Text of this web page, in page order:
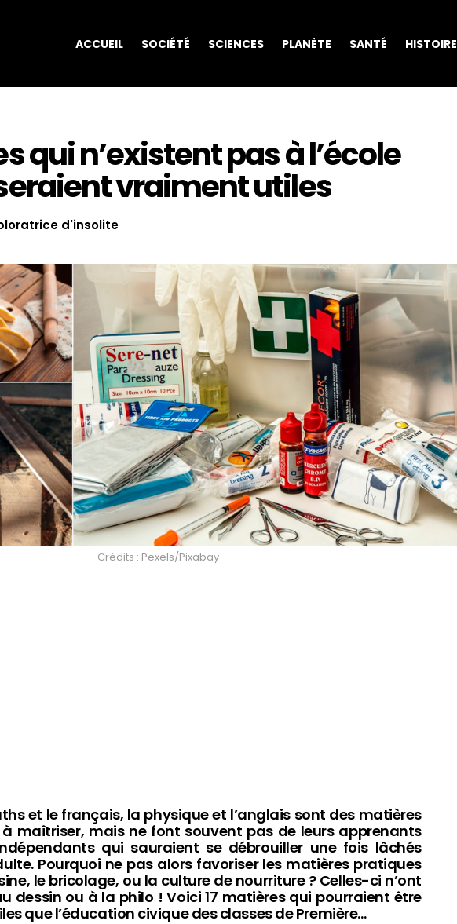
ACCUEIL SOCIÉTÉ SCIENCES PLANÈTE SANTÉ HISTOIRE
qui n’existent pas à l’école
vraiment utiles
d'insolite
Crédits : Pexels/Pixabay
et le français, la physique et l’anglais sont des matières
maîtriser, mais ne font souvent pas de leurs apprenants
qui sauraient se débrouiller une fois lâchés
Pourquoi ne pas alors favoriser les matières pratiques
le bricolage, ou la culture de nourriture ? Celles-ci n’ont
dessin ou à la philo ! Voici 17 matières qui pourraient être
que l’éducation civique des classes de Première…